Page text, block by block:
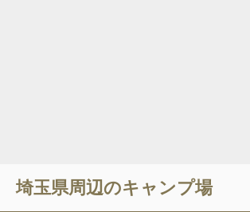
埼玉県周辺のキャンプ場